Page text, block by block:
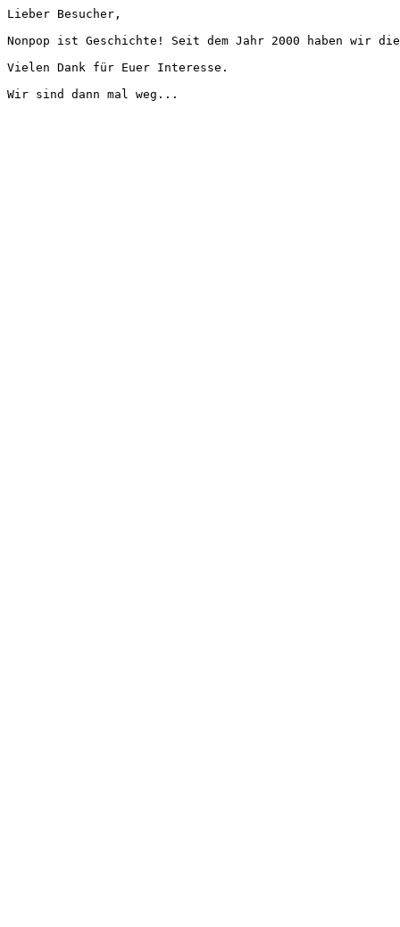
Lieber Besucher,
Nonpop ist Geschichte! Seit dem Jahr 2000 haben wir
Vielen Dank für Euer Interesse.
Wir sind dann mal weg...